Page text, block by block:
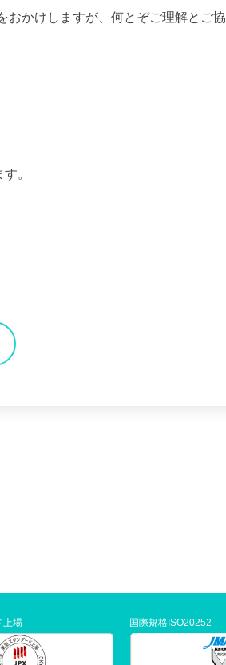
おかけしますが、何とぞご理解とご協
。
上場 国際規格ISO20252